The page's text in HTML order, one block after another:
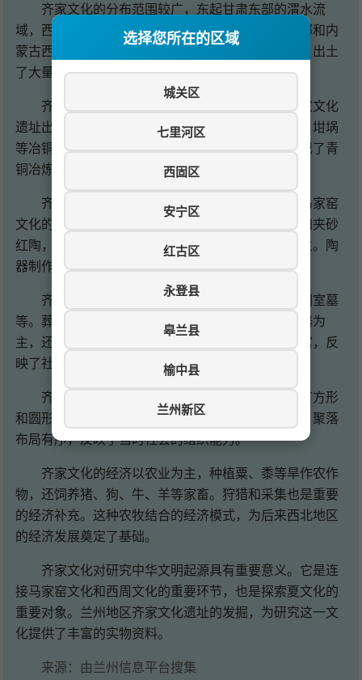
选择您所在的区域
城关区
七里河区
西固区
安宁区
红古区
永登县
皋兰县
榆中县
兰州新区
齐家文化的分布范围较广，东起甘肃东部的渭水流
域，西至湟水流域，南至西汉水流域，北达宁夏南部和内
蒙古西南部。兰州地区位于齐家文化的核心分布区，出土
了大量齐家文化遗存。
齐家文化是中国最早的青铜时代文化之一。齐家文化
遗址出土了铜镜、铜刀、铜斧等青铜器，还有铜渣、坩埚
等冶铜遗存。这些发现证明，齐家文化时期已经出现了青
铜冶炼技术，进入了铜石并用时代。
齐家文化的陶器以素面为主，彩陶较少，这与马家窑
文化的彩陶传统形成鲜明对比。陶器多为泥质红陶和夹砂
红陶，器形以双大耳罐、高领双耳罐、侈口罐等为主。陶
器制作采用泥条盘筑法，器表多经打磨，光滑平整。
齐家文化的墓葬形制多样，有竖穴土坑墓、偏洞室墓
等。葬式以单人葬为主，也有合葬墓。随葬品以陶器为
主，还有石器、骨器、铜器等。部分墓葬随葬品丰富，反
映了社会分化已较为明显。
齐家文化的房屋多为半地穴式或地面式建筑，有方形
和圆形两种。房屋内多有灶坑，有的还有储藏窖穴。聚落
布局有序，反映了当时社会的组织能力。
齐家文化的经济以农业为主，种植粟、黍等旱作农作
物，还饲养猪、狗、牛、羊等家畜。狩猎和采集也是重要
的经济补充。这种农牧结合的经济模式，为后来西北地区
的经济发展奠定了基础。
齐家文化对研究中华文明起源具有重要意义。它是连
接马家窑文化和西周文化的重要环节，也是探索夏文化的
重要对象。兰州地区齐家文化遗址的发掘，为研究这一文
化提供了丰富的实物资料。
来源：由兰州信息平台搜集